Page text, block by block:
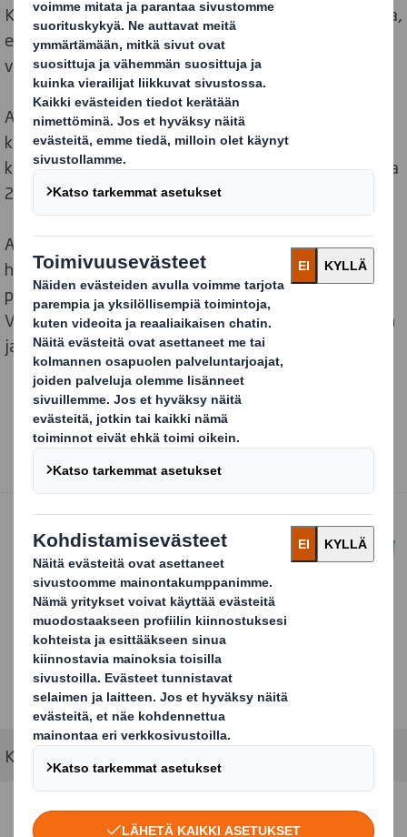
Kun suomalainen kulkee toreilla ja turuilla kesäkaudella,
ei hän voi välttyä aaltopahvisilta marja- ja
vihanneslaatikoilta. Eikä siihen ole syytäkään.
Aaltopahvi on ympäristöystävällinen aito
kiertotalouden mukainen ratkaisu. Sen kuitu voidaan
käyttää käytön jälkeen uudelleen, parhaimmillaan jopa
25 kertaa.
Aaltopahvisen marja-, vihannes-, juures- tai
hedelmälaatikon yksi ehdoton etu on mahdollisuus
painaa sen ulkopinta juuri halutun näköiseksi.
Visuaalisesti houkutteleva pakkaus erottuu edukseen
ja kiinnittää kuluttajan huomion.
Kotimaiset marjat aaltopahvisessa marjalaatikossa.